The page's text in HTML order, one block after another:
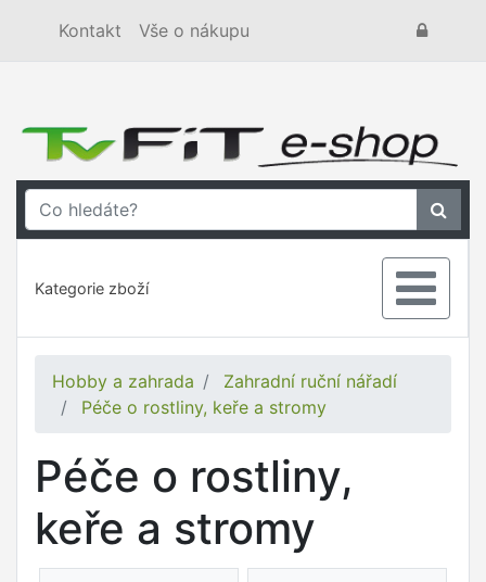
Kontakt Vše o nákupu
Kategorie zboží
Hobby a zahrada
Zahradní ruční nářadí
Péče o rostliny, keře a stromy
Péče o rostliny,
keře a stromy